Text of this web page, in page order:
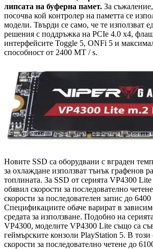
липсата на буферна памет. За
посочва кой контролер на паметта се
модели. Твърди се само, че те използват
решения с поддръжка на PCIe 4.0 x4,
интерфейсите Toggle 5, ONFi 5 и
способност от 2400 MT / s.
Новите SSD са оборудвани с вграден
за охлаждане използват тънък графенов
топлината. За SSD от серията VP4300
обявил скорости за последователно
скорости за последователен запис до
Спецификациите обаче варират в
средата за използване. Подобно на
VP4300, моделите VP4300 Lite също са
геймърските конзоли PlayStation 5. В този
скорости за последователно четене до